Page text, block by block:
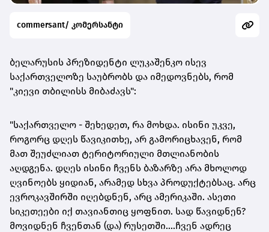
commersant/ კომერსანტი
ბელარუსის პრეზიდენტი ლუკაშენკო ისევ
საქართველოზე საუბრობს და იმედოვნებს, რომ
"კიევი თბილისს მიბაძავს":
"საქართველო - შეხედეთ, რა მოხდა. ისინი უკვე,
როგორც დღეს წავიკითხე, არ გამორიცხავენ, რომ
მათ შეუძლიათ ტერიტორიული მთლიანობის
აღდგენა. დღეს ისინი ჩვენს ბაზარზე არა მხოლოდ
ღვინოებს ყიდიან, არამედ სხვა პროდუქტებსაც. არც
ევროკავშირში იღებდნენ, არც ამერიკაში. ასეთი
სიკეთეები იქ თავიანთიც ყოფნით. სად წავიდნენ?
მოვიდნენ ჩვენთან (და) რუსეთში....ჩვენ ადრეც